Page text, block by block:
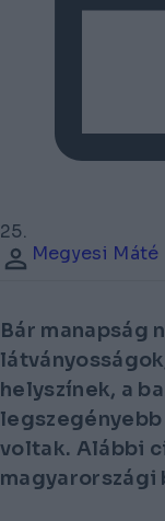
25.
Megyesi Máté
Bár manapság
helyszínek, a
voltak. Alábbi
magyarországi